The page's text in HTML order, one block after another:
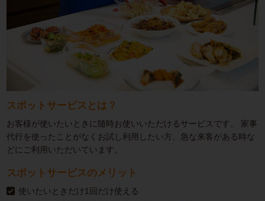
スポットサービスとは？
お客様が使いたいときに随時お使いいただけるサービスです。
家事
代行を使ったことがなくお試し利用したい方、急な来客がある時な
どにご利用いただいています。
スポットサービスのメリット
使いたいときだけ1回だけ使える